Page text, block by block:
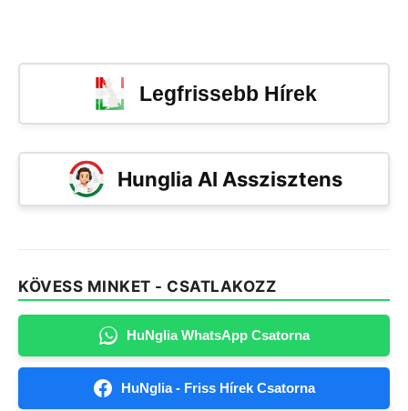
Legfrissebb Hírek
Hunglia AI Asszisztens
KÖVESS MINKET - CSATLAKOZZ
HuNglia WhatsApp Csatorna
HuNglia - Friss Hírek Csatorna